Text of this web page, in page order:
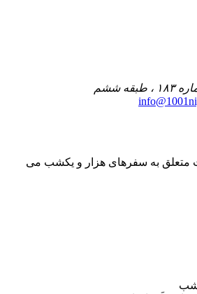
ششم
متعلق به سفرهای هزار و یکشب می